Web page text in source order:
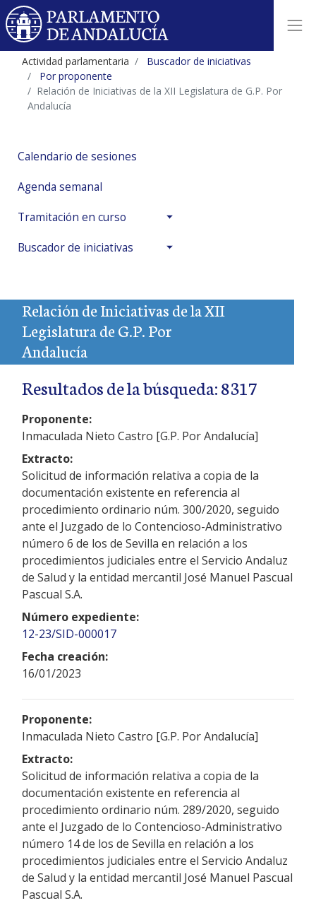
Actividad parlamentaria
Buscador de iniciativas
Por proponente
Relación de Iniciativas de la XII Legislatura de G.P. Por
Andalucía
Calendario de sesiones
Agenda semanal
Tramitación en curso
Buscador de iniciativas
Relación de Iniciativas de la XII
Legislatura de G.P. Por
Andalucía
Resultados de la búsqueda: 8317
Proponente:
Inmaculada Nieto Castro [G.P. Por Andalucía]
Extracto:
Solicitud de información relativa a copia de la
documentación existente en referencia al
procedimiento ordinario núm. 300/2020, seguido
ante el Juzgado de lo Contencioso-Administrativo
número 6 de los de Sevilla en relación a los
procedimientos judiciales entre el Servicio Andaluz
de Salud y la entidad mercantil José Manuel Pascual
Pascual S.A.
Número expediente:
12-23/SID-000017
Fecha creación:
16/01/2023
Proponente:
Inmaculada Nieto Castro [G.P. Por Andalucía]
Extracto:
Solicitud de información relativa a copia de la
documentación existente en referencia al
procedimiento ordinario núm. 289/2020, seguido
ante el Juzgado de lo Contencioso-Administrativo
número 14 de los de Sevilla en relación a los
procedimientos judiciales entre el Servicio Andaluz
de Salud y la entidad mercantil José Manuel Pascual
Pascual S.A.